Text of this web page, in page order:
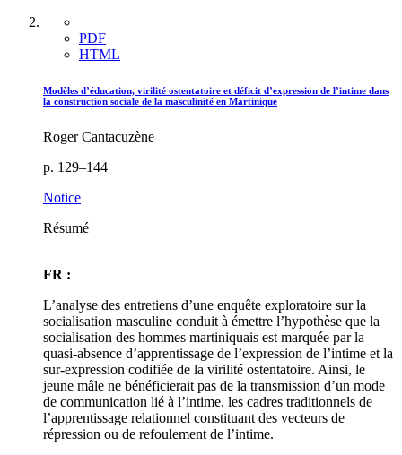
PDF
HTML
Modèles d’éducation, virilité ostentatoire et déficit d’expression de l’intime dans
la construction sociale de la masculinité en Martinique
Roger Cantacuzène
p. 129–144
Notice
Résumé
FR :
L’analyse des entretiens d’une enquête exploratoire sur la
socialisation masculine conduit à émettre l’hypothèse que la
socialisation des hommes martiniquais est marquée par la
quasi-absence d’apprentissage de l’expression de l’intime et la
sur-expression codifiée de la virilité ostentatoire. Ainsi, le
jeune mâle ne bénéficierait pas de la transmission d’un mode
de communication lié à l’intime, les cadres traditionnels de
l’apprentissage relationnel constituant des vecteurs de
répression ou de refoulement de l’intime.